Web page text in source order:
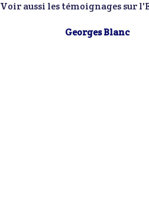
Voir aussi les témoignages sur
Georges Blanc